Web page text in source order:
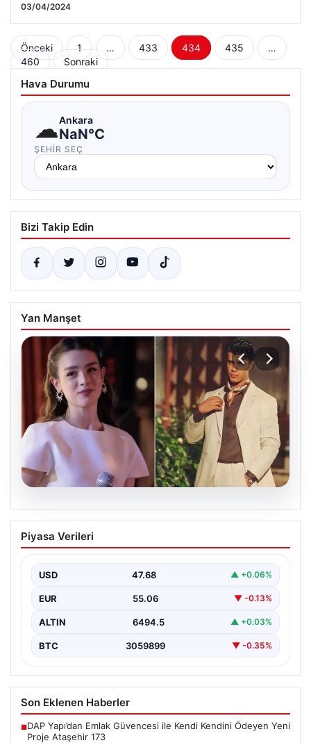
03/04/2024
Yazı
sayfalaması
Önceki 1 … 433 434 435
…
460
Sonraki
Hava Durumu
☁Ankara
NaN°C
ŞEHIR SEÇ
Bizi Takip Edin
Yan Manşet
‘Yeraltı’ dizisinde şok olay! Babası suç
duyurusunda bulundu: ‘Kızımla reşit
Piyasa Verileri
USD 47.68 ▲ +0.06%
EUR 55.06 ▼ -0.13%
ALTIN 6494.5 ▲ +0.03%
BTC 3059899 ▼ -0.35%
Son Eklenen Haberler
■DAP Yapı’dan Emlak Güvencesi ile Kendi Kendini Ödeyen Yeni
Proje Ataşehir 173